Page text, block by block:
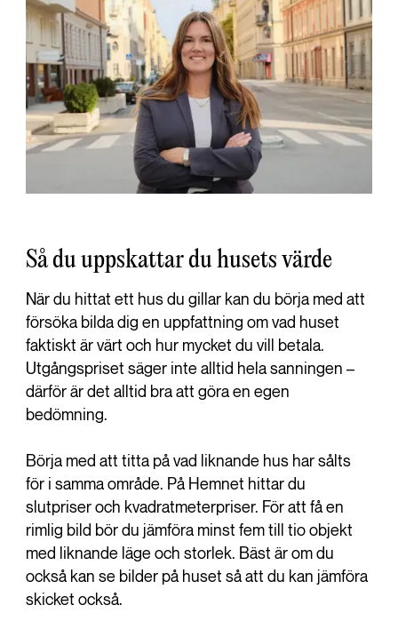
Så du uppskattar du husets värde
När du hittat ett hus du gillar kan du börja med att
försöka bilda dig en uppfattning om vad huset
faktiskt är värt och hur mycket du vill betala.
Utgångspriset säger inte alltid hela sanningen –
därför är det alltid bra att göra en egen
bedömning.
Börja med att titta på vad liknande hus har sålts
för i samma område. På Hemnet hittar du
slutpriser och kvadratmeterpriser. För att få en
rimlig bild bör du jämföra minst fem till tio objekt
med liknande läge och storlek. Bäst är om du
också kan se bilder på huset så att du kan jämföra
skicket också.